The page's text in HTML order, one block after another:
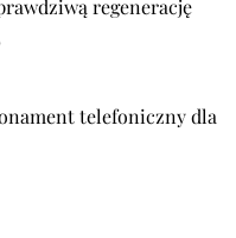
regenerację
telefoniczny dla